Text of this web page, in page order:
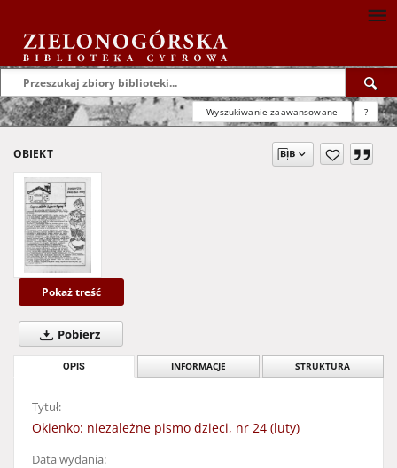
Wyszukiwanie zaawansowane ?
OBIEKT
Pokaż treść
Pobierz
OPIS INFORMACJE STRUKTURA
Tytuł:
Okienko: niezależne pismo dzieci, nr 24 (luty)
Data wydania: